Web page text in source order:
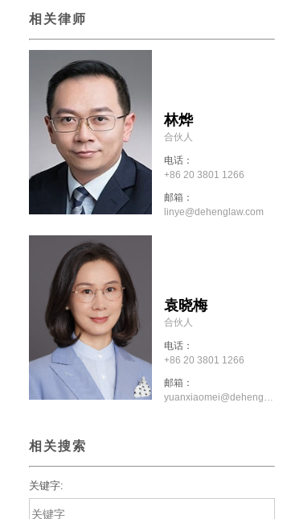
相关律师
林烨
合伙人
电话：
+86 20 3801 1266
邮箱：
linye@dehenglaw.com
袁晓梅
合伙人
电话：
+86 20 3801 1266
邮箱：
yuanxiaomei@dehenglaw.com
相关搜索
关键字: